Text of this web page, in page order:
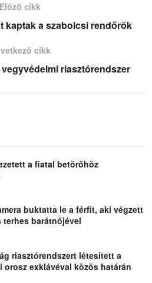
Előző cikk
kaptak a szabolcsi rendőrök
cikk
riasztórendszer
a fiatal betörőhöz
buktatta le a férfit, aki végzett
terhes barátnőjével
riasztórendszert létesített a
orosz exklávéval közös határán